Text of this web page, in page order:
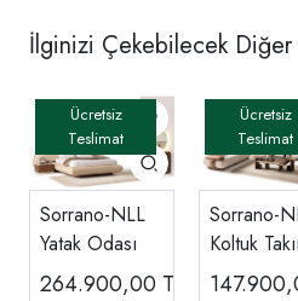
İlginizi Çekebilecek Diğer
Sorrano-NLL
Yatak Odası
264.900,00 TL
Sorrano-
Koltuk